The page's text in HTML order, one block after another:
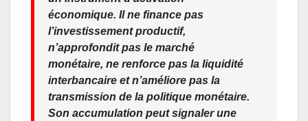
économique. Il ne finance pas
l’investissement productif,
n’approfondit pas le marché
monétaire, ne renforce pas la liquidité
interbancaire et n’améliore pas la
transmission de la politique monétaire.
Son accumulation peut signaler une